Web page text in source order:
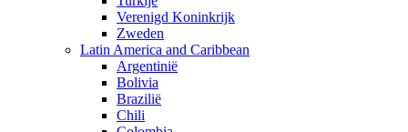
Verenigd Koninkrijk
Zweden
Latin America and Caribbean
Argentinië
Bolivia
Brazilië
Chili